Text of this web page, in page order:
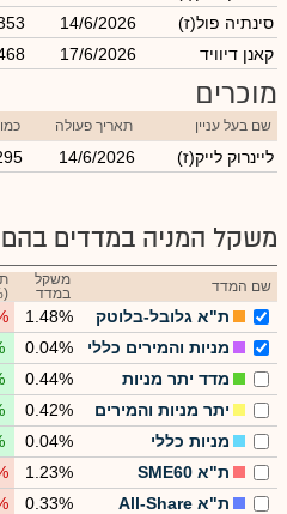
(סינתיה פול(ז
14/6/2026
קאנן דיוויד
17/6/2026
מוכרים
שם בעל עניין תאריך פעולה
(ליינרוק לייק(ז 14/6/2026
משקל המניה במדדים
שם המדד
משקל
במדד
ת"א גלובל-בלוטק 1.48%
מניות והמירים כללי
0.04%
מדד יתר מניות
0.44%
יתר מניות והמירים
0.42%
מניות כללי
0.04%
ת"א SME60
1.23%
ת"א All-Share
0.33%